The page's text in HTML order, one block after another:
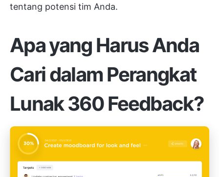
tentang potensi tim Anda.
Apa yang Harus Anda
Cari dalam Perangkat
Lunak 360 Feedback?